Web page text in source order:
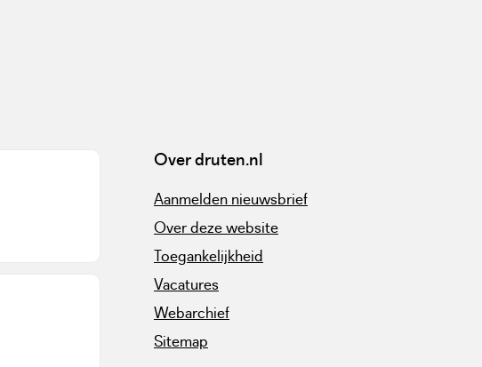
Over druten.nl
Aanmelden nieuwsbrief
Over deze website
Toegankelijkheid
Vacatures
Webarchief
Sitemap